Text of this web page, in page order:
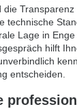
technische
Lage in Enge
hilft
entscheiden.